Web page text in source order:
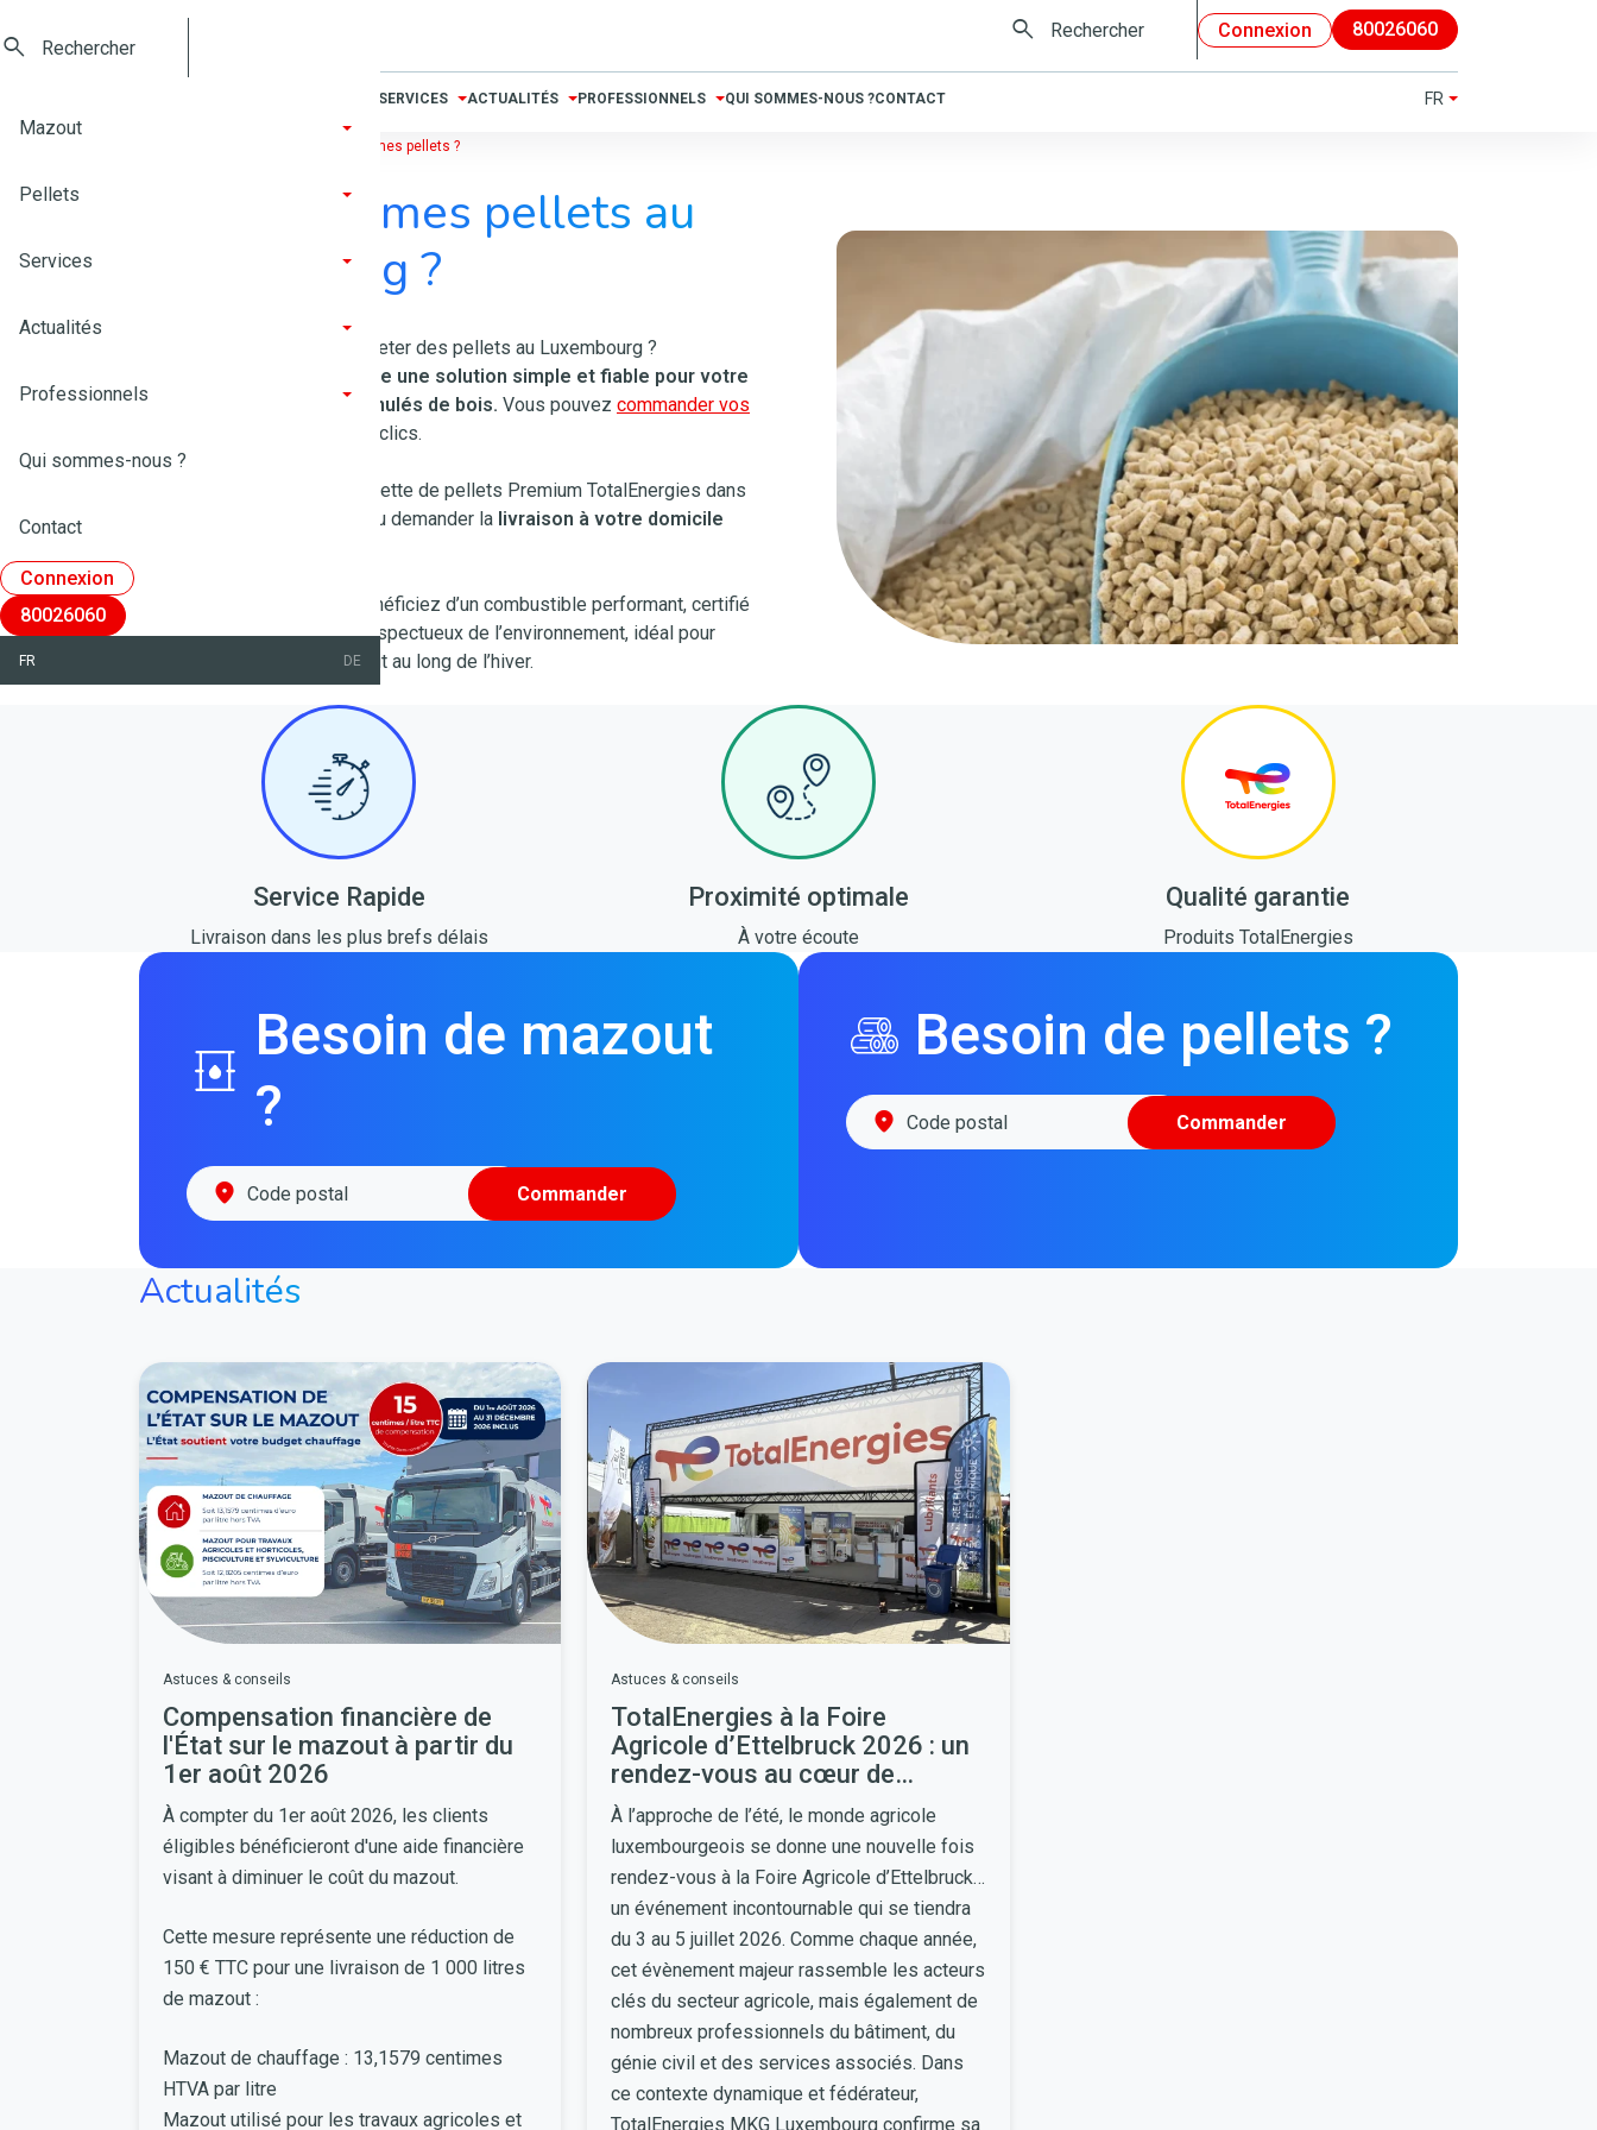
Mazout
Pellets
Services
Actualités
Professionnels
Qui sommes-nous ?
Contact
Connexion
80026060
FR DE
Connexion 80026060
SERVICES ACTUALITÉS PROFESSIONNELS QUI SOMMES-NOUS ?CONTACT FR
Où trouver mes pellets ?
Où trouver mes pellets au
Luxembourg ?
Vous vous demandez où acheter des pellets au Luxembourg ?
TotalEnergies vous propose une solution simple et fiable pour votre
approvisionnement en granulés de bois. Vous pouvez commander vos
en quelques clics.
Vous pouvez retirer votre palette de pellets Premium TotalEnergies dans
notre stock de Leudelange ou demander la livraison à votre domicile
Avec TotalEnergies, vous bénéficiez d’un combustible performant, certifié
DINplus, ENplus et PEFC, respectueux de l’environnement, idéal pour
garantir confort et chaleur tout au long de l’hiver.
Service Rapide
Livraison dans les plus brefs délais
Proximité optimale
À votre écoute
Qualité garantie
Produits TotalEnergies
Besoin de mazout
?
Commander
Besoin de pellets ?
Commander
Actualités
Astuces & conseils
Compensation financière de
l'État sur le mazout à partir du
1er août 2026
À compter du 1er août 2026, les clients
éligibles bénéficieront d'une aide financière
visant à diminuer le coût du mazout.
Cette mesure représente une réduction de
150 € TTC pour une livraison de 1 000 litres
de mazout :
Mazout de chauffage : 13,1579 centimes
HTVA par litre
Mazout utilisé pour les travaux agricoles et
Astuces & conseils
TotalEnergies à la Foire
Agricole d’Ettelbruck 2026 : un
rendez-vous au cœur de
l’innovation agricole
À l’approche de l’été, le monde agricole
luxembourgeois se donne une nouvelle fois
rendez-vous à la Foire Agricole d’Ettelbruck,
un événement incontournable qui se tiendra
du 3 au 5 juillet 2026. Comme chaque année,
cet évènement majeur rassemble les acteurs
clés du secteur agricole, mais également de
nombreux professionnels du bâtiment, du
génie civil et des services associés. Dans
ce contexte dynamique et fédérateur,
TotalEnergies MKG Luxembourg confirme sa